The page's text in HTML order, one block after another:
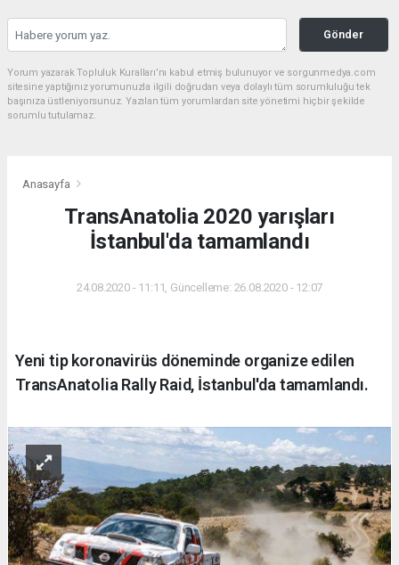
Gönder
Yorum yazarak Topluluk Kuralları’nı kabul etmiş bulunuyor ve sorgunmedya.com
sitesine yaptığınız yorumunuzla ilgili doğrudan veya dolaylı tüm sorumluluğu tek
başınıza üstleniyorsunuz. Yazılan tüm yorumlardan site yönetimi hiçbir şekilde
sorumlu tutulamaz.
Anasayfa
TransAnatolia 2020 yarışları
İstanbul'da tamamlandı
24.08.2020 - 11:11, Güncelleme: 26.08.2020 - 12:07
Yeni tip koronavirüs döneminde organize edilen
TransAnatolia Rally Raid, İstanbul'da tamamlandı.